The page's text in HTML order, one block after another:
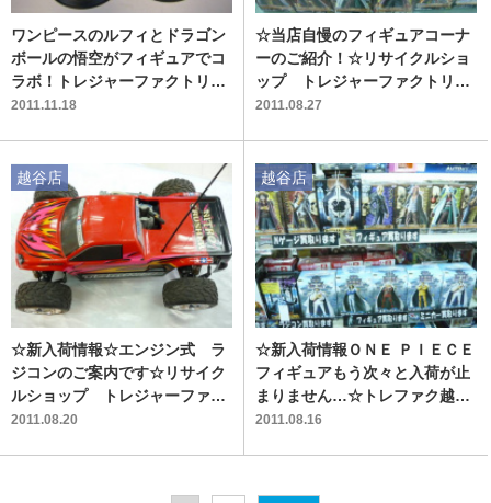
ワンピースのルフィとドラゴン
ボールの悟空がフィギュアでコ
ラボ！トレジャーファクトリー
越谷店！
2011.11.18
☆当店自慢のフィギュアコーナ
ーのご紹介！☆リサイクルショ
ップ トレジャーファクトリー
越谷店☆
2011.08.27
☆新入荷情報☆エンジン式 ラ
ジコンのご案内です☆リサイク
ルショップ トレジャーファク
トリー越谷店☆
2011.08.20
越谷店
☆新入荷情報ＯＮＥ ＰＩＥＣＥ
フィギュアもう次々と入荷が止
まりません…☆トレファク越谷
店
2011.08.16
越谷店